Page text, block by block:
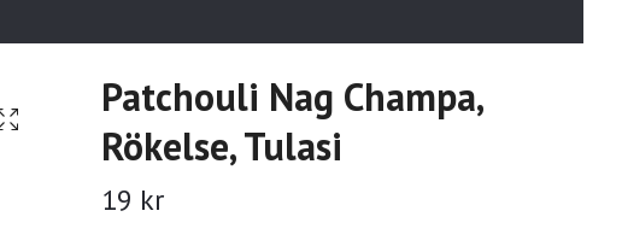
Patchouli Nag Champa,
Rökelse, Tulasi
19 kr